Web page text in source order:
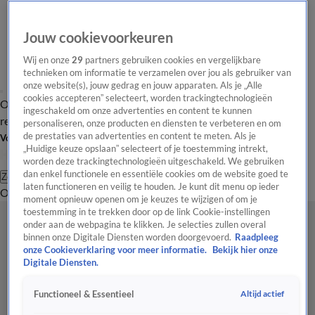
Overzicht Laatste nieuws Regionieuws Het beste van Hart
Tip de
redactie
Volg Hart van Nederland
Zoeken
OverzichtRegioUitzendingenWeerTip de redactiePanelVideo's
Jouw cookievoorkeuren
Wij en onze29 partners gebruiken cookies en vergelijkbare
technieken om informatie te verzamelen over jou als gebruiker van
onze website(s), jouw gedrag en jouw apparaten. Als je „Alle
cookies accepteren” selecteert, worden trackingtechnologieën
ingeschakeld om onze advertenties en content te kunnen
personaliseren, onze producten en diensten te verbeteren en om
de prestaties van advertenties en content te meten. Als je
„Huidige keuze opslaan” selecteert of je toestemming intrekt,
worden deze trackingtechnologieën uitgeschakeld. We gebruiken
dan enkel functionele en essentiële cookies om de website goed te
laten functioneren en veilig te houden. Je kunt dit menu op ieder
moment opnieuw openen om je keuzes te wijzigen of om je
toestemming in te trekken door op de link Cookie-instellingen
onder aan de webpagina te klikken. Je selecties zullen overal
binnen onze Digitale Diensten worden doorgevoerd. Raadpleeg
onze Cookieverklaring voor meer informatie.
Bekijk hier onze
Digitale Diensten.
Functioneel & Essentieel Altijd actief